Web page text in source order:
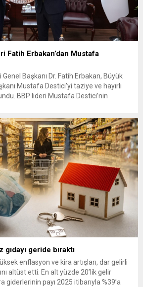
Fatih Erbakan’dan Mustafa
Başkanı Dr. Fatih Erbakan, Büyük
Mustafa Destici’yi taziye ve hayırlı
BBP lideri Mustafa Destici’nin
hayırlı olsun ziyaretinde bulunan
Yardımcıları...
geride bıraktı
enflasyon ve kira artışları, dar gelirli
altüst etti. En alt yüzde 20’lik gelir
giderlerinin payı 2025 itibarıyla %39’a